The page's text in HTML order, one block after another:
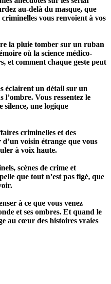
au-delà du masque, que
vous renvoient à vos
la pluie tomber sur un ruban
où la science médico-
et comment chaque geste peut
éclairent un détail sur un
Vous ressentez le
silence, une logique
criminelles et des
voisin étrange que vous
à voix haute.
scènes de crime et
que tout n’est pas figé, que
à ce que vous venez
et ses ombres. Et quand le
au cœur des histoires vraies